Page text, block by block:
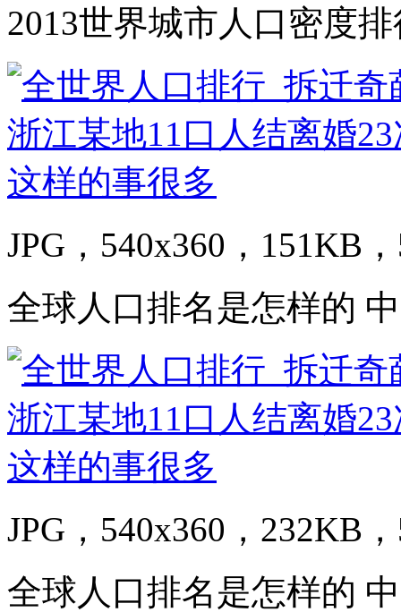
2013世界城市人口密度
JPG，540x360，151KB
全球人口排名是怎样的
JPG，540x360，232KB
全球人口排名是怎样的